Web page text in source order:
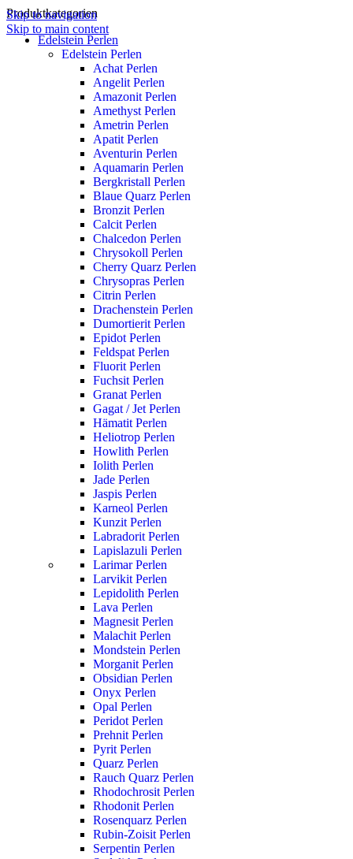
Skip to navigation
Skip to main content
Produktkategorien
Edelstein Perlen
Edelstein Perlen
Achat Perlen
Angelit Perlen
Amazonit Perlen
Amethyst Perlen
Ametrin Perlen
Apatit Perlen
Aventurin Perlen
Aquamarin Perlen
Bergkristall Perlen
Blaue Quarz Perlen
Bronzit Perlen
Calcit Perlen
Chalcedon Perlen
Chrysokoll Perlen
Cherry Quarz Perlen
Chrysopras Perlen
Citrin Perlen
Drachenstein Perlen
Dumortierit Perlen
Epidot Perlen
Feldspat Perlen
Fluorit Perlen
Fuchsit Perlen
Granat Perlen
Gagat / Jet Perlen
Hämatit Perlen
Heliotrop Perlen
Howlith Perlen
Iolith Perlen
Jade Perlen
Jaspis Perlen
Karneol Perlen
Kunzit Perlen
Labradorit Perlen
Lapislazuli Perlen
Larimar Perlen
Larvikit Perlen
Lepidolith Perlen
Lava Perlen
Magnesit Perlen
Malachit Perlen
Mondstein Perlen
Morganit Perlen
Obsidian Perlen
Onyx Perlen
Opal Perlen
Peridot Perlen
Prehnit Perlen
Pyrit Perlen
Quarz Perlen
Rauch Quarz Perlen
Rhodochrosit Perlen
Rhodonit Perlen
Rosenquarz Perlen
Rubin-Zoisit Perlen
Serpentin Perlen